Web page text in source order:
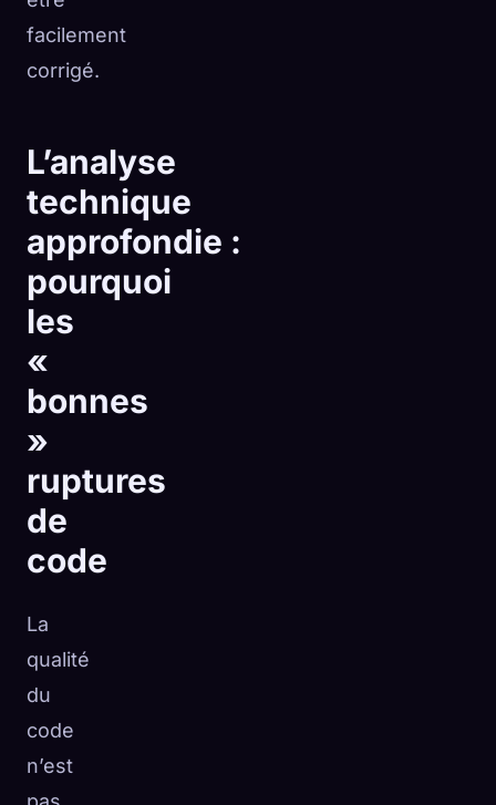
facilement
corrigé.
L’analyse
technique
approfondie :
pourquoi
les
«
bonnes
»
ruptures
de
code
La
qualité
du
code
n’est